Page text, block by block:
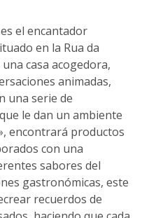
el encantador
en la Rua da
casa acogedora,
animadas,
una serie de
le dan un ambiente
encontrará productos
con una
sabores del
gastronómicas, este
recuerdos de